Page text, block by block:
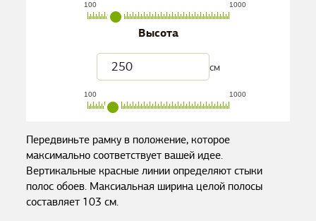
100 1000
Высота
см
100 1000
Передвиньте рамку в положение, которое
максимально соответствует вашей идее.
Вертикальные красные линии определяют стыки
полос обоев. Максиальная ширина целой полосы
составляет 103 см.